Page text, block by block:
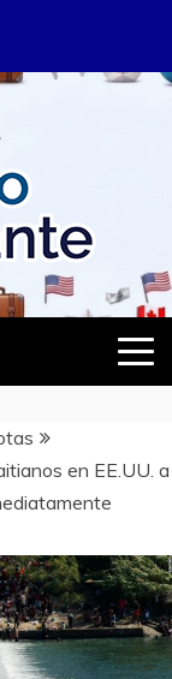
en EE.UU. a